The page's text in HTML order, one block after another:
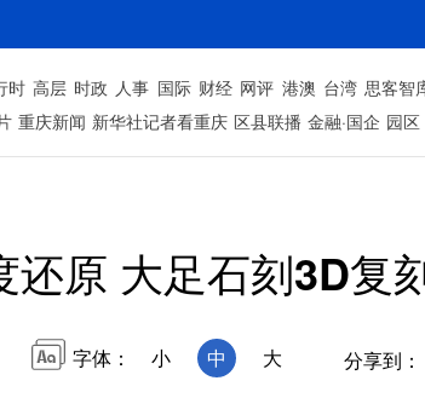
时 高层 时政 人事 国际 财经 网评 港澳 台湾 思客智
重庆新闻 新华社记者看重庆 区县联播 金融·国企 园区
还原 大足石刻3D复
字体： 小 中 大 分享到：